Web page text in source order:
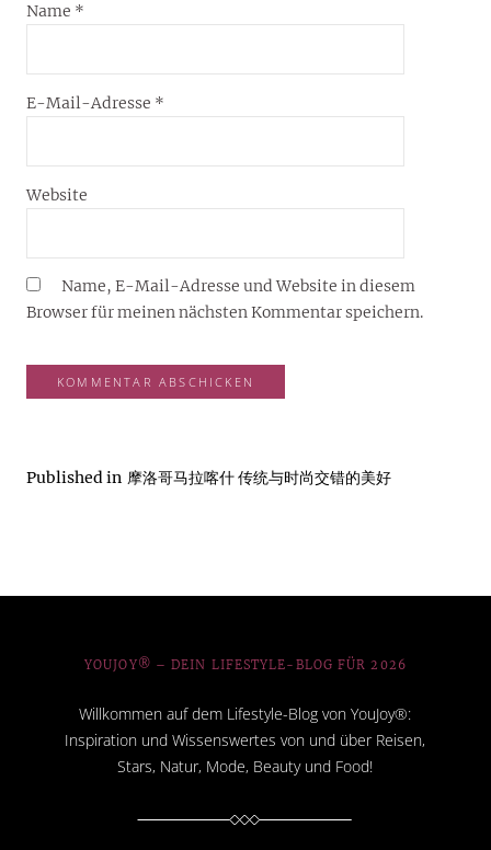
Name *
E-Mail-Adresse *
Website
Name, E-Mail-Adresse und Website in diesem
Browser für meinen nächsten Kommentar speichern.
Published in 摩洛哥马拉喀什 传统与时尚交错的美好
YOUJOY® – DEIN LIFESTYLE-BLOG FÜR 2026
Willkommen auf dem Lifestyle-Blog von YouJoy®:
Inspiration und Wissenswertes von und über Reisen,
Stars, Natur, Mode, Beauty und Food!